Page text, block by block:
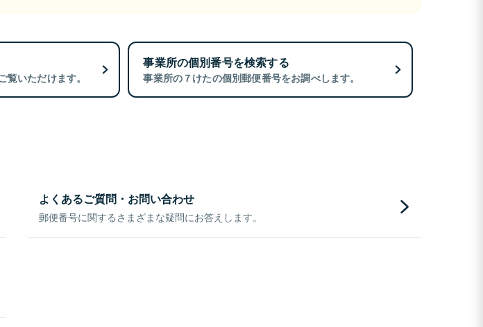
いただけます。
事業所の個別番号を検索する
事業所の７けたの個別郵便番号をお調べします。
よくあるご質問・お問い合わせ
郵便番号に関するさまざまな疑問にお答えします。